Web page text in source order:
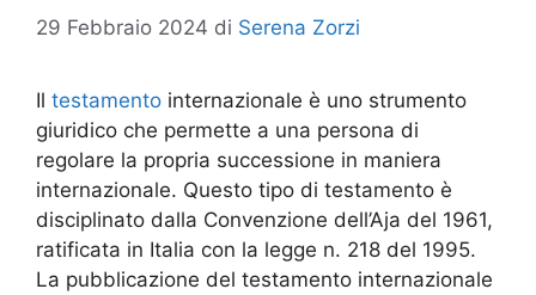
29 Febbraio 2024 di Serena Zorzi
Il testamento internazionale è uno strumento
giuridico che permette a una persona di
regolare la propria successione in maniera
internazionale. Questo tipo di testamento è
disciplinato dalla Convenzione dell’Aja del 1961,
ratificata in Italia con la legge n. 218 del 1995.
La pubblicazione del testamento internazionale